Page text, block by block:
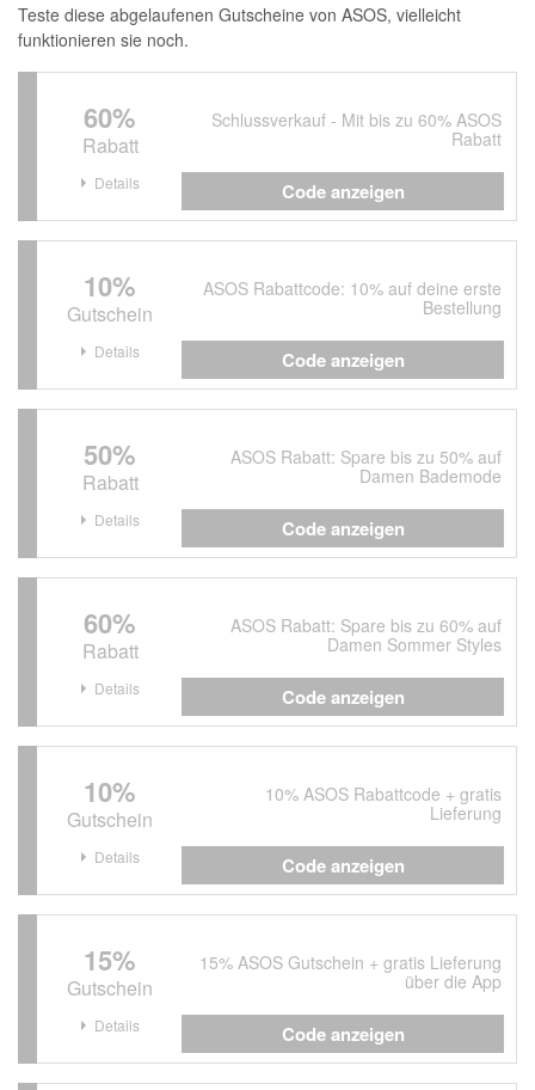
Teste diese abgelaufenen Gutscheine von ASOS, vielleicht
funktionieren sie noch.
60%
Rabatt
Schlussverkauf - Mit bis zu 60% ASOS
Rabatt
Details Code anzeigen
10%
Gutschein
ASOS Rabattcode: 10% auf deine erste
Bestellung
Details Code anzeigen
50%
Rabatt
ASOS Rabatt: Spare bis zu 50% auf
Damen Bademode
Details Code anzeigen
60%
Rabatt
ASOS Rabatt: Spare bis zu 60% auf
Damen Sommer Styles
Details Code anzeigen
10%
Gutschein
10% ASOS Rabattcode + gratis
Lieferung
Details Code anzeigen
15%
Gutschein
15% ASOS Gutschein + gratis Lieferung
über die App
Details Code anzeigen